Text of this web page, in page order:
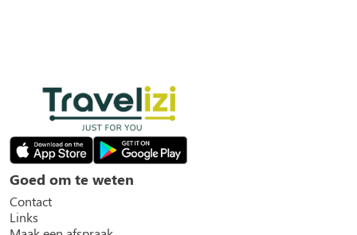
Goed om te weten
Contact
Links